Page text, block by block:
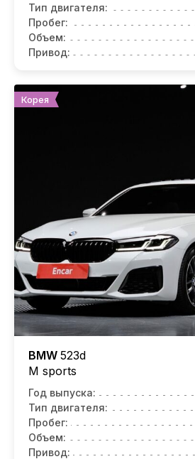
Тип двигателя:
Пробег:
Объем:
Привод:
Корея
BMW 523d
M sports
Год выпуска:
Тип двигателя:
Пробег:
Объем:
Привод: